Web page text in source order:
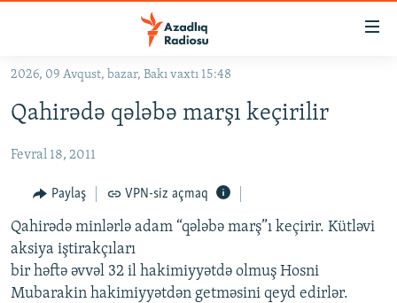
Əsas
qayıt
naviqasiyaya
Axtarışa
keç
#İZAHLA
KORRUPSIOMETR
#ƏSLINDƏ
FƏRQƏ BAX
QANUNI DOĞRU
ARAŞDIRMA
2026, 09 Avqust, bazar, Bakı vaxtı 15:48
Qahirədə qələbə marşı keçirilir
Fevral 18, 2011
Paylaş VPN-siz açmaq
Qahirədə minlərlə adam “qələbə marş”ı keçirir. Kütləvi
aksiya iştirakçıları
bir həftə əvvəl 32 il hakimiyyətdə olmuş Hosni
Mubarakin hakimiyyətdən getməsini qeyd edirlər.